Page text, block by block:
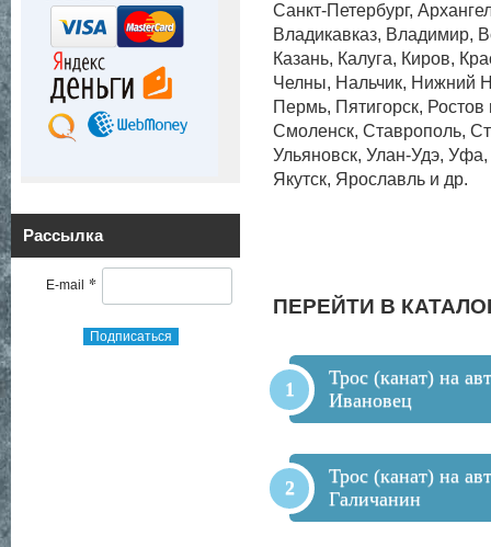
Рассылка
E-mail *
Подписаться
Санкт-Петербург,
Владикавказ, Владимир,
Казань, Калуга, Киров,
Челны, Нальчик, Нижний
Пермь, Пятигорск,
Смоленск, Ставрополь,
Ульяновск, Улан-Удэ,
Якутск, Ярославль и др.
ПЕРЕЙТИ В
Трос (канат) на
Ивановец
Трос (канат) на
Галичанин